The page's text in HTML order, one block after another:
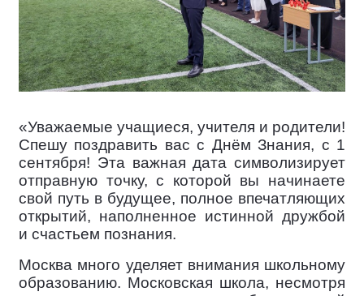
«Уважаемые учащиеся, учителя и родители!
Спешу поздравить вас с Днём Знания, с 1
сентября! Эта важная дата символизирует
отправную точку, с которой вы начинаете
свой путь в будущее, полное впечатляющих
открытий, наполненное истинной дружбой
и счастьем познания.
Москва много уделяет внимания школьному
образованию. Московская школа, несмотря